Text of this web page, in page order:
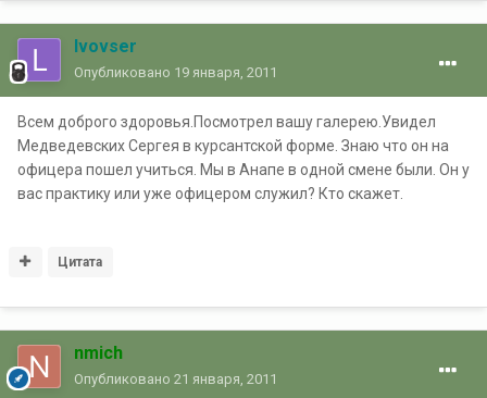
lvovser
Опубликовано 19 января, 2011
Всем доброго здоровья.Посмотрел вашу галерею.Увидел
Медведевских Сергея в курсантской форме. Знаю что он на
офицера пошел учиться. Мы в Анапе в одной смене были. Он у
вас практику или уже офицером служил? Кто скажет.
Цитата
nmich
Опубликовано 21 января, 2011